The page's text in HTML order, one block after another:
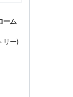
ーム
リー)